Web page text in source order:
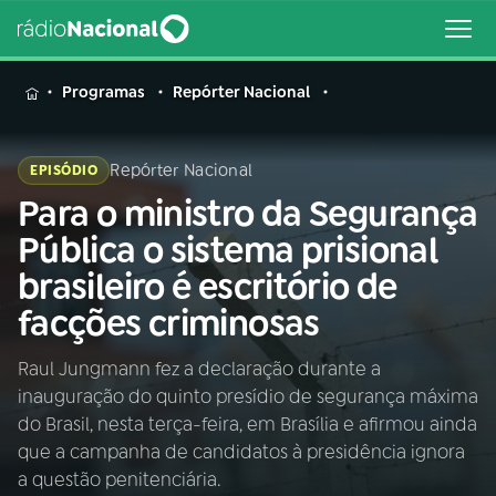
MENU
Buscar
na
Rádio
Nacional
Buscar
AO VIVO
01INÍCIO
02A RÁDIO
Programas Repórter Nacional
EPISÓDIO Repórter Nacional
Para o ministro da Segurança
Pública o sistema prisional
brasileiro é escritório de
facções criminosas
Raul Jungmann fez a declaração durante a
inauguração do quinto presídio de segurança máxima
do Brasil, nesta terça-feira, em Brasília e afirmou ainda
que a campanha de candidatos à presidência ignora
a questão penitenciária.